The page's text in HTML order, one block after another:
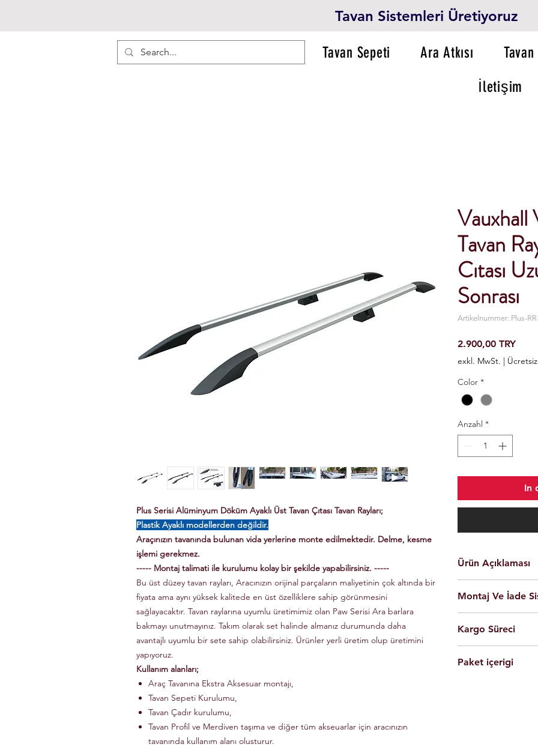
Tavan Sistemleri Üretiyoruz
Tavan Sepeti Ara Atkısı
İletişim
Plus Serisi Alüminyum Döküm Ayaklı Üst Tavan Çıtası Tavan Rayları;
Plastik Ayaklı modellerden değildir.
Araçınızın tavanında bulunan vida yerlerine monte edilmektedir. Delme, kesme
işlemi gerekmez.
----- Montaj talimati ile kurulumu kolay bir şekilde yapabilirsiniz. -----
Bu üst düzey tavan rayları, Aracınızın orijinal parçaların maliyetinin çok altında bir
fiyata ama aynı yüksek kalitede en üst özelliklere sahip görünmesini
sağlayacaktır. Tavan raylarına uyumlu üretimimiz olan Paw Serisi Ara barlara
bakmayı unutmayınız. Takım olarak set halinde almanız durumunda daha
avantajlı uyumlu bir sete sahip olabilirsiniz. Ürünler yerli üretim olup üretimini
yapıyoruz.
Kullanım alanları;
Araç Tavanına Ekstra Aksesuar montajı,
Tavan Sepeti Kurulumu,
Tavan Çadır kurulumu,
Tavan Profil ve Merdiven taşıma ve diğer tüm akseuarlar için aracınızın
tavanında kullanım alanı olusturur.
Vauxhall
Tavan
Cıtası
Sonrası
Artikelnummer: Plus-
2.900,00 TRYPreis
exkl. MwSt. |
Color *
Anzahl *
In
Ürün Açıklaması
Kolay montaj.
Talimatlar ve
Siyah Ve Gri Renk
Döküm
Yerli üretim.
80 KG yük
Montaj Ve İade
olarak
Ürünleri son
yapabilmesi için
Tüm ürünlerde
Kargo Süreci
Saat 14'ekadar
Paket içerigi